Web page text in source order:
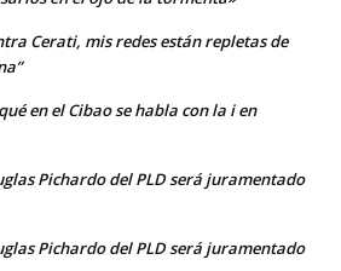
Cerati, mis redes están repletas de
en el Cibao se habla con la i en
Pichardo del PLD será juramentado
Pichardo del PLD será juramentado